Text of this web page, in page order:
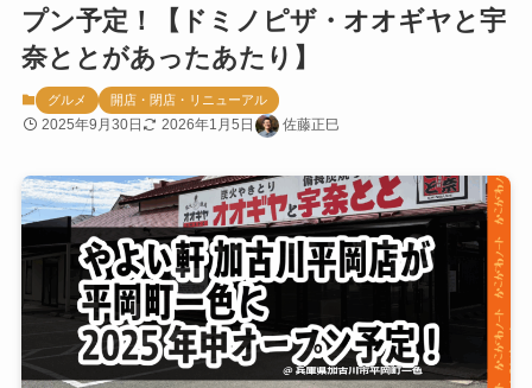
プン予定！【ドミノピザ・オオギヤと宇
奈ととがあったあたり】
グルメ 開店・閉店・リニューアル
2025年9月30日 2026年1月5日 佐藤正巳